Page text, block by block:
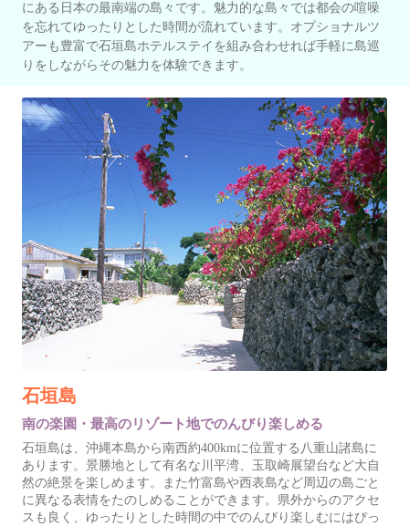
にある日本の最南端の島々です。魅力的な島々では都会の喧噪
を忘れてゆったりとした時間が流れています。オプショナルツ
アーも豊富で石垣島ホテルステイを組み合わせれば手軽に島巡
りをしながらその魅力を体験できます。
石垣島
南の楽園・最高のリゾート地でのんびり楽しめる
石垣島は、沖縄本島から南西約400kmに位置する八重山諸島に
あります。景勝地として有名な川平湾、玉取崎展望台など大自
然の絶景を楽しめます。また竹富島や西表島など周辺の島ごと
に異なる表情をたのしめることができます。県外からのアクセ
スも良く、ゆったりとした時間の中でのんびり楽しむにはぴっ